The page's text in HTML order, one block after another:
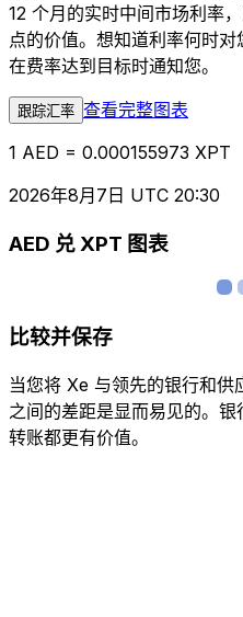
12 个月的实时中间市场利率
点的价值。想知道利率何时
在费率达到目标时通知您。
跟踪汇率 查看完整图表
1 AED = 0.000155973 XPT
2026年8月7日 UTC 20:30
AED 兑 XPT 图表
比较并保存
当您将 Xe 与领先的银行和
之间的差距是显而易见的。
转账都更有价值。